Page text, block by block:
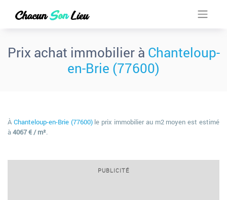
Prix achat immobilier à Chanteloup-
en-Brie (77600)
À Chanteloup-en-Brie (77600)le prix immobilier au m2 moyen est estimé
à4067 € / m².
PUBLICITÉ